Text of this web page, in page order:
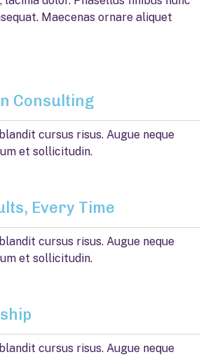
Maecenas ornare aliquet
Consulting
cursus risus. Augue neque
et sollicitudin.
Every Time
cursus risus. Augue neque
et sollicitudin.
cursus risus. Augue neque